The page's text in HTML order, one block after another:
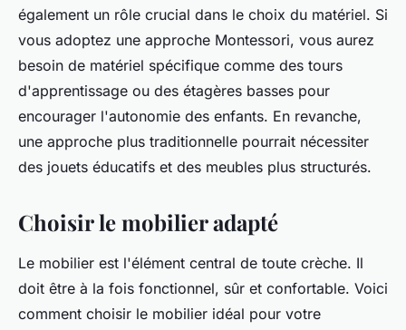
également un rôle crucial dans le choix du matériel. Si
vous adoptez une approche Montessori, vous aurez
besoin de matériel spécifique comme des tours
d'apprentissage ou des étagères basses pour
encourager l'autonomie des enfants. En revanche,
une approche plus traditionnelle pourrait nécessiter
des jouets éducatifs et des meubles plus structurés.
Choisir le mobilier adapté
Le mobilier est l'élément central de toute crèche. Il
doit être à la fois fonctionnel, sûr et confortable. Voici
comment choisir le mobilier idéal pour votre